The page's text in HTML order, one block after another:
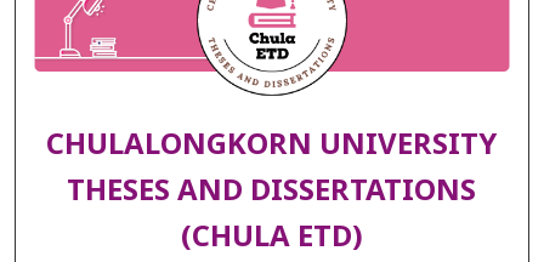
CHULALONGKORN UNIVERSITY
THESES AND DISSERTATIONS
(CHULA ETD)